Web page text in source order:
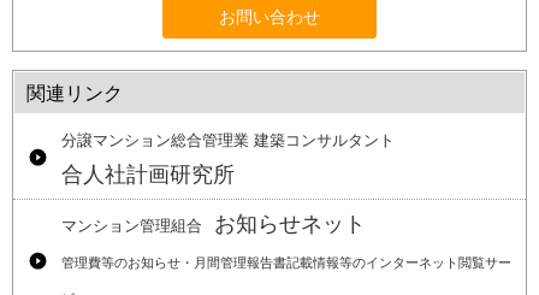
お問い合わせ
関連リンク
分譲マンション総合管理業 建築コンサルタント
合人社計画研究所
マンション管理組合 お知らせネット
管理費等のお知らせ・月間管理報告書記載情報等のインターネット閲覧サー